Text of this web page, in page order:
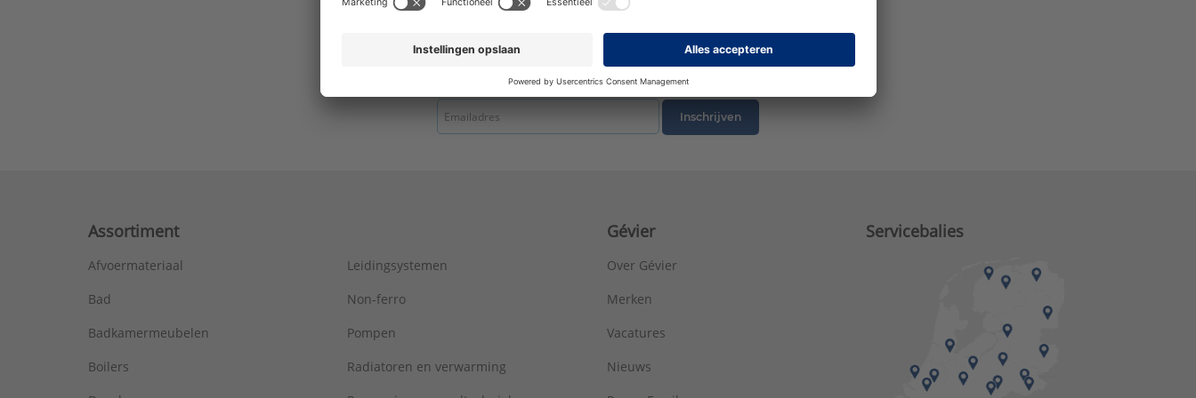
Nom. diameter aansluiting 1:
DN 12
1/2" (15)
Oppervlaktebescherming:
Uitwendige buisdiameter aansluiting 1: 15 mm
Uitwendige buisdiameter aansluiting 2:
21,3 mm
Wanddikte aansluiting 1: 1,3 mm
Inschrijven
Assortiment
Afvoermateriaal
Bad
Badkamermeubelen
Boilers
Leidingsystemen
Non-ferro
Pompen
Radiatoren en verwarming
Gévier
Over Gévier
Merken
Vacatures
Nieuws
Servicebalies